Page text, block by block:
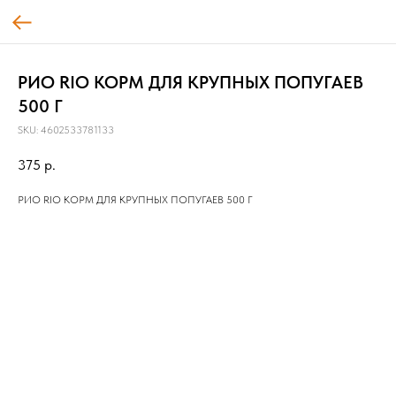
РИО RIO КОРМ ДЛЯ КРУПНЫХ ПОПУГАЕВ
500 Г
SKU: 4602533781133
375 р.
РИО RIO КОРМ ДЛЯ КРУПНЫХ ПОПУГАЕВ 500 Г